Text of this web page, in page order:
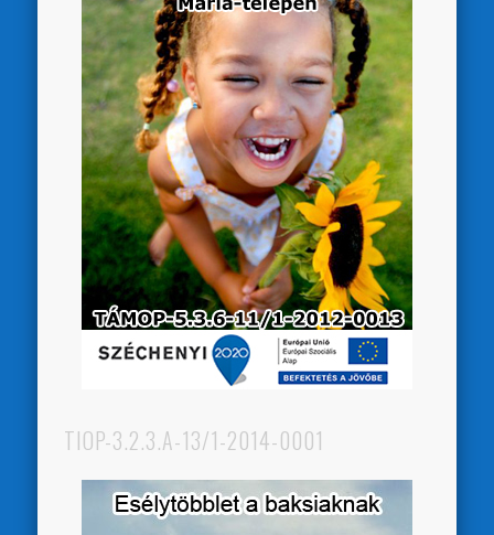
TIOP-3.2.3.A-13/1-2014-0001